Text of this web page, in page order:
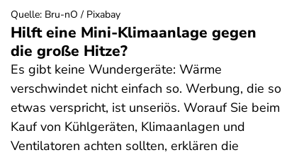
Hilft eine Mini-Klimaanlage gegen
die große Hitze?
Es gibt keine Wundergeräte: Wärme
verschwindet nicht einfach so. Werbung, die so
etwas verspricht, ist unseriös. Worauf Sie beim
Kauf von Kühlgeräten, Klimaanlagen und
Ventilatoren achten sollten, erklären die
Quelle: Bru-nO / Pixabay